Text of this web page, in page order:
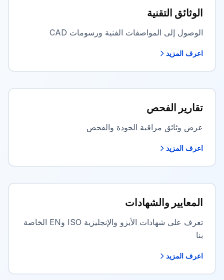
الوثائق التقنية
الوصول إلى المواصفات الفنية ورسومات CAD
اعرف المزيد
تقارير الفحص
عرض وثائق مراقبة الجودة والفحص
اعرف المزيد
المعايير والشهادات
تعرف على شهادات الأيزو والإنجليزية ISO وEN الخاصة
بنا
اعرف المزيد